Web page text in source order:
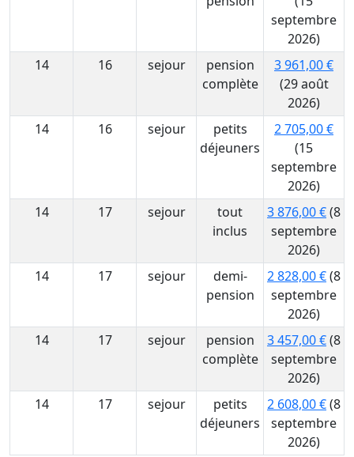
septembre
2026)
14
16 sejour
pension
complète
3 961,00 €
(29 août
2026)
14
16 sejour
petits
déjeuners
2 705,00 €
(15
septembre
2026)
14
17 sejour
tout
inclus
3 876,00 €(8
septembre
2026)
14
17 sejour
demi-
pension
2 828,00 €(8
septembre
2026)
14
17 sejour
pension
complète
3 457,00 €(8
septembre
2026)
14
17 sejour
petits
déjeuners
2 608,00 €(8
septembre
2026)